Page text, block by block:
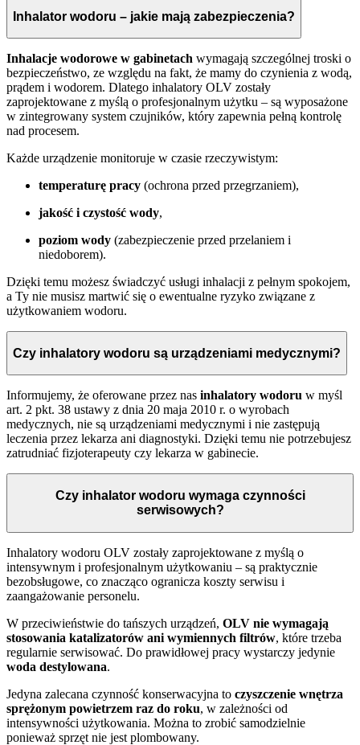
Inhalator wodoru – jakie mają zabezpieczenia?
Inhalacje wodorowe w gabinetach wymagają szczególnej troski o
bezpieczeństwo, ze względu na fakt, że mamy do czynienia z wodą,
prądem i wodorem. Dlatego inhalatory OLV zostały
zaprojektowane z myślą o profesjonalnym użytku – są wyposażone
w zintegrowany system czujników, który zapewnia pełną kontrolę
nad procesem.
Każde urządzenie monitoruje w czasie rzeczywistym:
temperaturę pracy (ochrona przed przegrzaniem),
jakość i czystość wody,
poziom wody (zabezpieczenie przed przelaniem i
niedoborem).
Dzięki temu możesz świadczyć usługi inhalacji z pełnym spokojem,
a Ty nie musisz martwić się o ewentualne ryzyko związane z
użytkowaniem wodoru.
Czy inhalatory wodoru są urządzeniami medycznymi?
Informujemy, że oferowane przez nas inhalatory wodoru w myśl
art. 2 pkt. 38 ustawy z dnia 20 maja 2010 r. o wyrobach
medycznych, nie są urządzeniami medycznymi i nie zastępują
leczenia przez lekarza ani diagnostyki. Dzięki temu nie potrzebujesz
zatrudniać fizjoterapeuty czy lekarza w gabinecie.
Czy inhalator wodoru wymaga czynności
serwisowych?
Inhalatory wodoru OLV zostały zaprojektowane z myślą o
intensywnym i profesjonalnym użytkowaniu – są praktycznie
bezobsługowe, co znacząco ogranicza koszty serwisu i
zaangażowanie personelu.
W przeciwieństwie do tańszych urządzeń, OLV nie wymagają
stosowania katalizatorów ani wymiennych filtrów, które trzeba
regularnie serwisować. Do prawidłowej pracy wystarczy jedynie
woda destylowana.
Jedyna zalecana czynność konserwacyjna to czyszczenie wnętrza
sprężonym powietrzem raz do roku, w zależności od
intensywności użytkowania. Można to zrobić samodzielnie
ponieważ sprzęt nie jest plombowany.